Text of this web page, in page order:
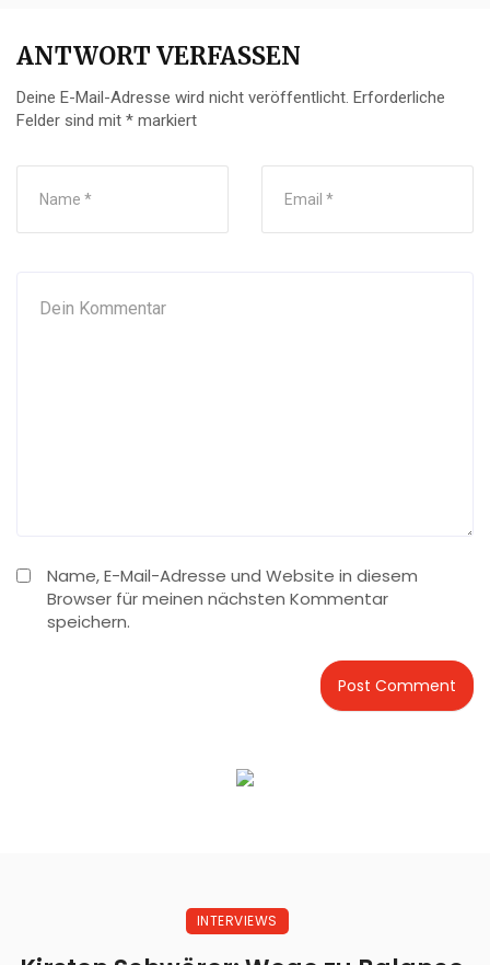
ANTWORT VERFASSEN
Deine E-Mail-Adresse wird nicht veröffentlicht. Erforderliche
Felder sind mit * markiert
Name, E-Mail-Adresse und Website in diesem
Browser für meinen nächsten Kommentar
speichern.
INTERVIEWS